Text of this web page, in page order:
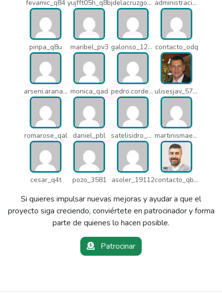
fevamic_q84 yujfft05h_q8b jdelacruzgonzalez2015_q8e administracion_pua
pinpa_q8u maribel_pv3 galonso_12031 contacto_odq
arseni.arana_16484 monica_qad pedro.corderonunez_qab ulisesjav_5758
romarose_qal daniel_pbl satelisidro_pt5 martinismaelima_qbd
cesar_q4t pozo_3581 asoler_19112 contacto_qbw
Si quieres impulsar nuevas mejoras y ayudar a que el
proyecto siga creciendo, conviértete en patrocinador y forma
parte de quienes lo hacen posible.
Patrocinar